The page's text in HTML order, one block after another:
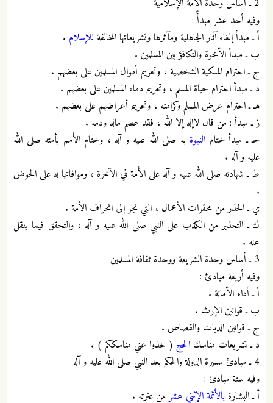
2 ـ أساس وحدة الأمة الإسلامية
وفيه أحد عشر مبدأً :
أ ـ مبدأ إلغاء آثار الجاهلية ومآثرها وتشريعاتها المخالفة للإسلام .
ب ـ مبدأ الأخوة والتكافؤ بين المسلمين .
ج ـ احترام الملكية الشخصية ، وتحريم أموال المسلمين على بعضهم .
د ـ مبدأ احترام حياة المسلم ، وتحريم دماء المسلمين على بعضهم .
هـ ـ احترام عرض المسلم وكرامته ، وتحريم أعراضهم على بعضهم .
ز ـ مبدأ : من قال لاإله إلا الله ، فقد عصم ماله ودمه .
حـ ـ مبدأ ختام النبوة به صلى الله عليه و آله ، وختام الأمم بأمته صلى الله
عليه و آله .
ط ـ شهادته صلى الله عليه و آله على الأمة في الآخرة ، وموافاتها له على الحوض
.
ي ـ الحذر من محقرات الأعمال ، التي تجر إلى انحراف الأمة .
ك ـ التحذير من الكذب على النبي صلى الله عليه و آله ، والتحقق فيما ينقل
عنه .
3 ـ أساس وحدة الشريعة ووحدة ثقافة المسلمين
وفيه أربعة مبادئ :
أ ـ أداء الأمانة .
ب ـ قوانين الإرث .
ج ـ قوانين الديات والقصاص .
د ـ تشريعات مناسك الحج ( خذوا عني مناسككم ) .
4 ـ مبادئ مسيرة الدولة والحكم بعد النبي صلى الله عليه و آله
وفيه ستة مبادئ :
أ ـ البشارة بالأئمة الإثني عشر من عترته .